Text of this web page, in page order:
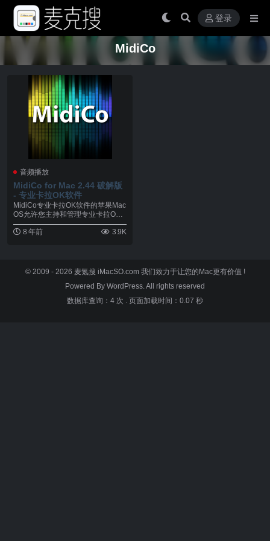
登录
MidiCo
音频播放
MidiCo for Mac 2.44 破解版
- 专业卡拉OK软件
MidiCo专业卡拉OK软件的苹果Mac
OS允许您主持和管理专业卡拉OK
展览。它...
8 年前
3.9K
© 2009 - 2026 麦氪搜 iMacSO.com 我们致力于让您的Mac更有价值 !
Powered By WordPress. All rights reserved
数据库查询：4 次
页面加载时间：0.07 秒